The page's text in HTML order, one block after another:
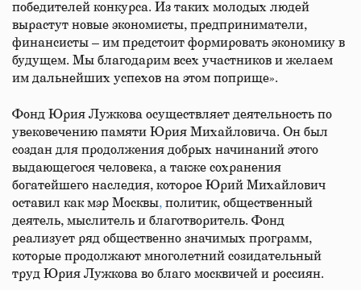
победителей конкурса. Из таких молодых людей
вырастут новые экономисты, предприниматели,
финансисты – им предстоит формировать экономику в
будущем. Мы благодарим всех участников и желаем
им дальнейших успехов на этом поприще».
Фонд Юрия Лужкова осуществляет деятельность по
увековечению памяти Юрия Михайловича. Он был
создан для продолжения добрых начинаний этого
выдающегося человека, а также сохранения
богатейшего наследия, которое Юрий Михайлович
оставил как мэр Москвы, политик, общественный
деятель, мыслитель и благотворитель. Фонд
реализует ряд общественно значимых программ,
которые продолжают многолетний созидательный
труд Юрия Лужкова во благо москвичей и россиян.